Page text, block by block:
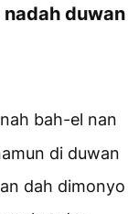
duwan
bah-el nan
di duwan
dah dimonyo